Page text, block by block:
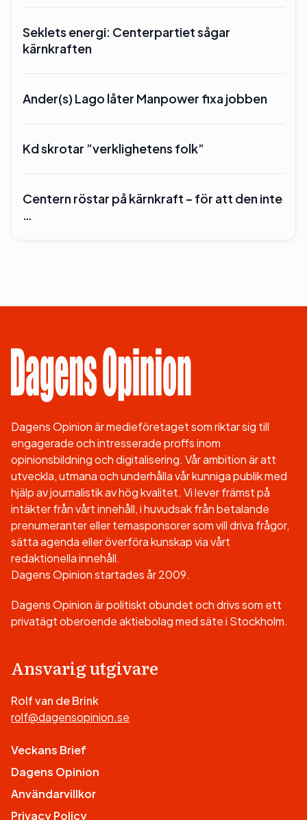
Seklets energi: Centerpartiet sågar
kärnkraften
Ander(s) Lago låter Manpower fixa jobben
Kd skrotar ”verklighetens folk”
Centern röstar på kärnkraft – för att den inte
…
Dagens Opinion är medieföretaget som riktar sig till
engagerade och intresserade proffs inom
opinionsbildning och digitalisering. Vår ambition är att
utveckla, utmana och underhålla vår kunniga publik med
hjälp av journalistik av hög kvalitet. Vi lever främst på
intäkter från vårt innehåll, i huvudsak från betalande
prenumeranter eller temasponsorer som vill driva frågor,
sätta agenda eller överföra kunskap via vårt
redaktionella innehåll.
Dagens Opinion startades år 2009.
Dagens Opinion är politiskt obundet och drivs som ett
privatägt oberoende aktiebolag med säte i Stockholm.
Ansvarig utgivare
Rolf van de Brink
rolf@dagensopinion.se
Veckans Brief
Dagens Opinion
Användarvillkor
Privacy Policy